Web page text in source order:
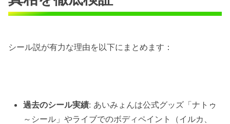
シール説が有力な理由を以下にまとめます：
過去のシール実績: あいみょんは公式グッズ「ナトゥ
～シール」やライブでのボディペイント（イルカ、